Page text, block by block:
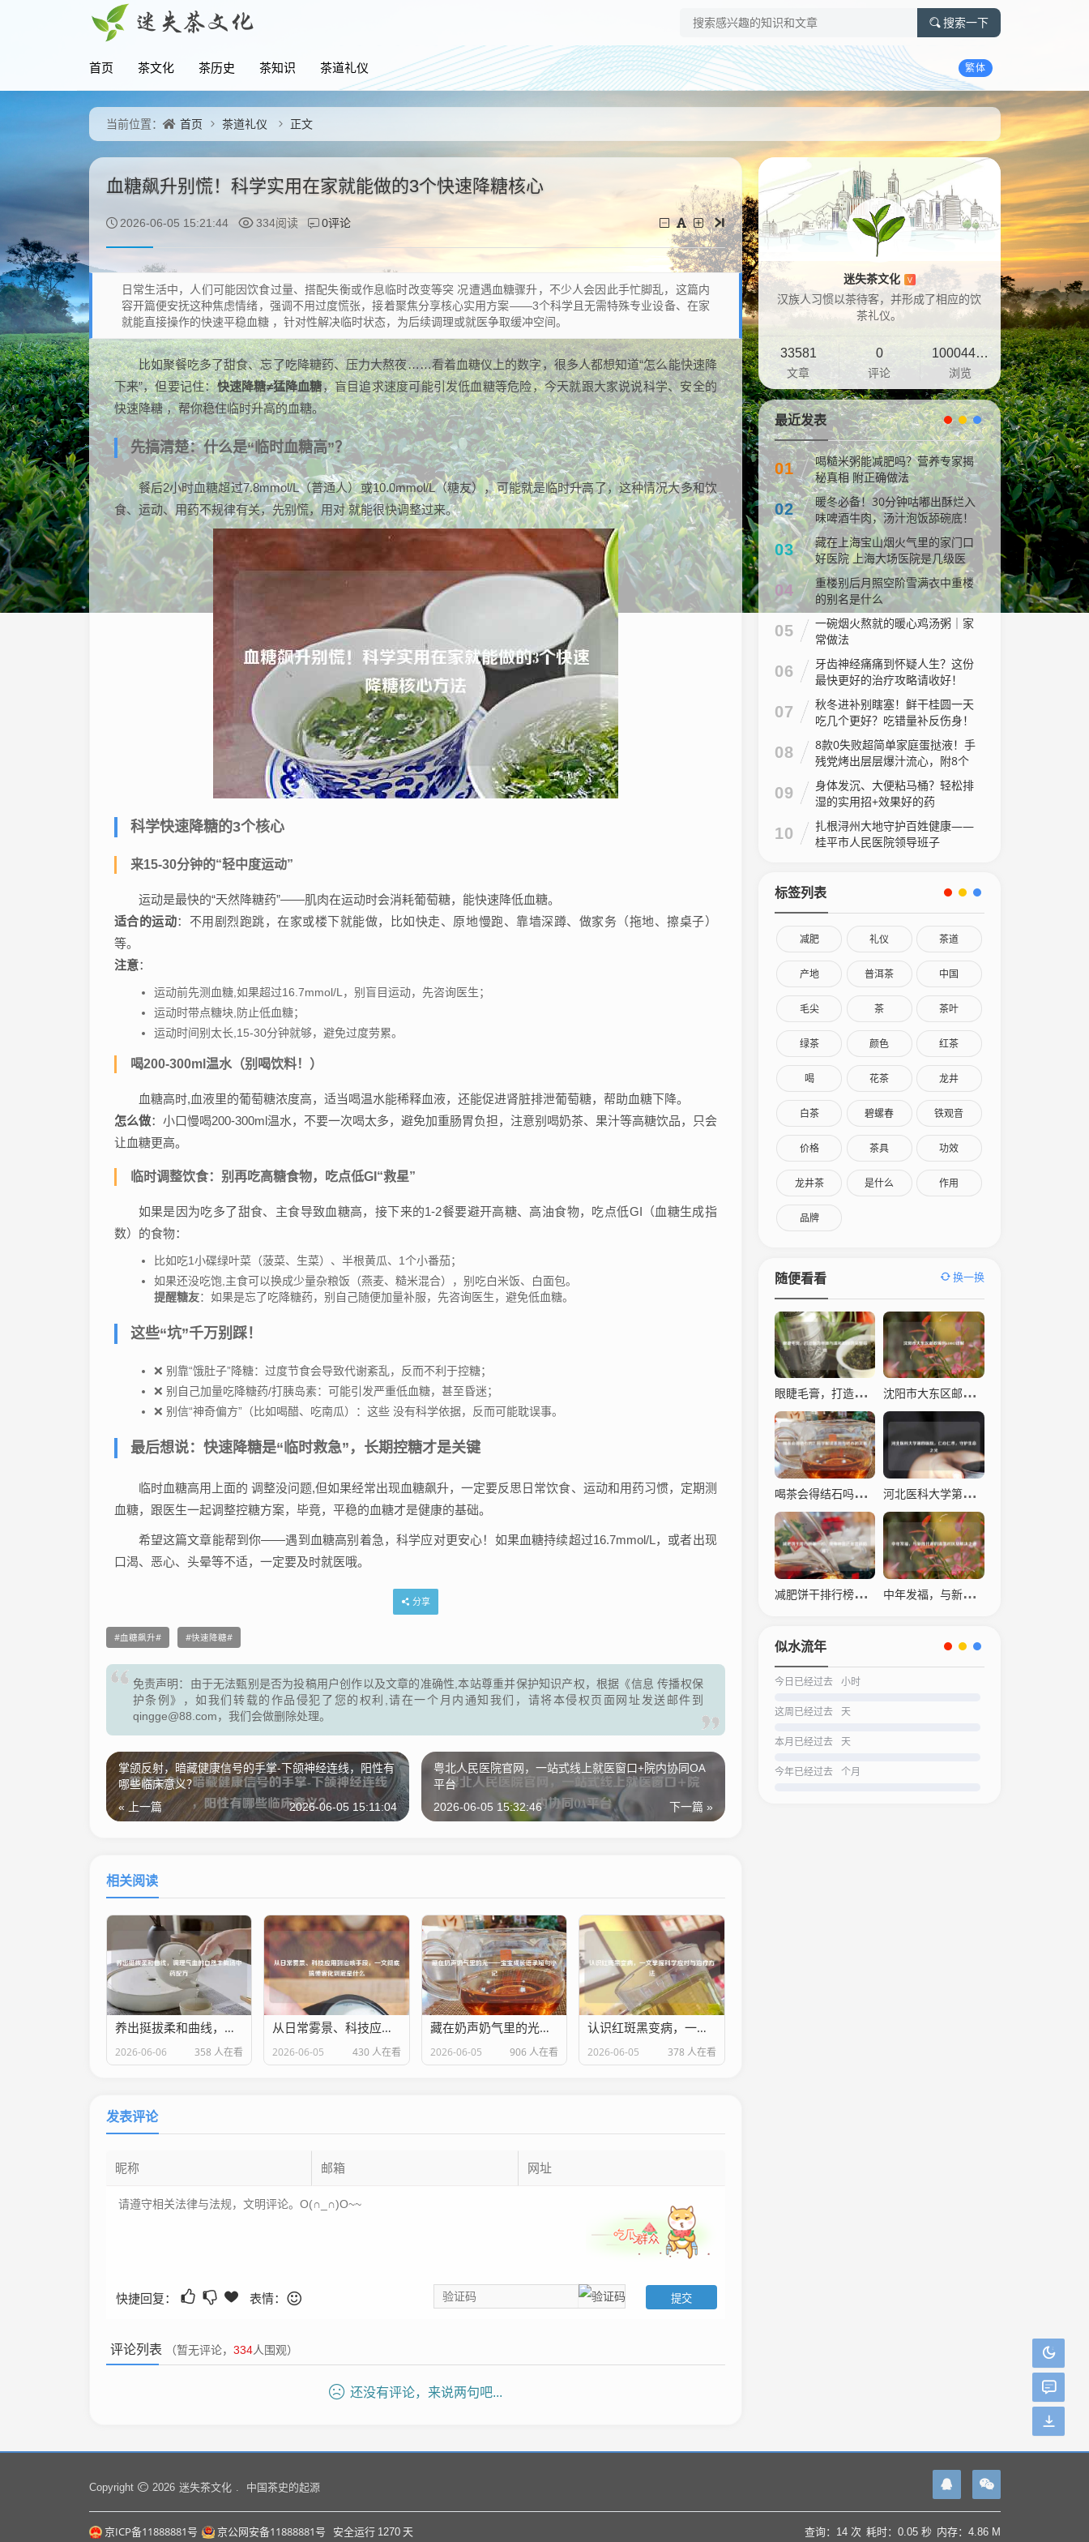
搜索一下
首页 茶文化 茶历史 茶知识 茶道礼仪 繁体
当前位置： 首页 茶道礼仪 正文
血糖飙升别慌！科学实用在家就能做的3个快速降糖核心
2026-06-05 15:21:44 334阅读 0评论
日常生活中，人们可能因饮食过量、搭配失衡或作息临时改变等突 况遭遇血糖骤升，不少人会因此手忙脚乱，这篇内
容开篇便安抚这种焦虑情绪，强调不用过度慌张，接着聚焦分享核心实用方案——3个科学且无需特殊专业设备、在家
就能直接操作的快速平稳血糖 ，针对性解决临时状态，为后续调理或就医争取缓冲空间。
比如聚餐吃多了甜食、忘了吃降糖药、压力大熬夜……看着血糖仪上的数字，很多人都想知道“怎么能快速降
下来”，但要记住：快速降糖≠猛降血糖，盲目追求速度可能引发低血糖等危险，今天就跟大家说说科学、安全的
快速降糖 ，帮你稳住临时升高的血糖。
先搞清楚：什么是“临时血糖高”？
餐后2小时血糖超过7.8mmol/L（普通人）或10.0mmol/L（糖友），可能就是临时升高了，这种情况大多和饮
食、运动、用药不规律有关，先别慌，用对 就能很快调整过来。
科学快速降糖的3个核心
来15-30分钟的“轻中度运动”
运动是最快的“天然降糖药”——肌肉在运动时会消耗葡萄糖，能快速降低血糖。
适合的运动：不用剧烈跑跳，在家或楼下就能做，比如快走、原地慢跑、靠墙深蹲、做家务（拖地、擦桌子）
等。
注意：
运动前先测血糖,如果超过16.7mmol/L，别盲目运动，先咨询医生；
运动时带点糖块,防止低血糖；
运动时间别太长,15-30分钟就够，避免过度劳累。
喝200-300ml温水（别喝饮料！）
血糖高时,血液里的葡萄糖浓度高，适当喝温水能稀释血液，还能促进肾脏排泄葡萄糖，帮助血糖下降。
怎么做：小口慢喝200-300ml温水，不要一次喝太多，避免加重肠胃负担，注意别喝奶茶、果汁等高糖饮品，只会
让血糖更高。
临时调整饮食：别再吃高糖食物，吃点低GI“救星”
如果是因为吃多了甜食、主食导致血糖高，接下来的1-2餐要避开高糖、高油食物，吃点低GI（血糖生成指
数）的食物：
比如吃1小碟绿叶菜（菠菜、生菜）、半根黄瓜、1个小番茄；
如果还没吃饱,主食可以换成少量杂粮饭（燕麦、糙米混合），别吃白米饭、白面包。
提醒糖友：如果是忘了吃降糖药，别自己随便加量补服，先咨询医生，避免低血糖。
这些“坑”千万别踩！
❌ 别靠“饿肚子”降糖：过度节食会导致代谢紊乱，反而不利于控糖；
❌ 别自己加量吃降糖药/打胰岛素：可能引发严重低血糖，甚至昏迷；
❌ 别信“神奇偏方”（比如喝醋、吃南瓜）：这些 没有科学依据，反而可能耽误事。
最后想说：快速降糖是“临时救急”，长期控糖才是关键
临时血糖高用上面的 调整没问题,但如果经常出现血糖飙升，一定要反思日常饮食、运动和用药习惯，定期测
血糖，跟医生一起调整控糖方案，毕竟，平稳的血糖才是健康的基础。
希望这篇文章能帮到你——遇到血糖高别着急，科学应对更安心！如果血糖持续超过16.7mmol/L，或者出现
口渴、恶心、头晕等不适，一定要及时就医哦。
分享
血糖飙升 快速降糖
免责声明：由于无法甄别是否为投稿用户创作以及文章的准确性,本站尊重并保护知识产权，根据《信息 传播权保
护条例》，如我们转载的作品侵犯了您的权利,请在一个月内通知我们，请将本侵权页面网址发送邮件到
qingge@88.com，我们会做删除处理。
掌颌反射，暗藏健康信号的手掌-下颌神经连线，阳性有
哪些临床意义？
« 上一篇 2026-06-05 15:11:04
粤北人民医院官网，一站式线上就医窗口+院内协同OA
平台
下一篇 »
2026-06-05 15:32:46
相关阅读
养出挺拔柔和曲线，调理气血的自然丰胸汤中药配方
2026-06-06 358 人在看
从日常雾景、科技应用到治咳手段，一文彻底搞懂雾化到底是什么
2026-06-05 430 人在看
藏在奶声奶气里的光——宝宝成长语录短句小记
2026-06-05 906 人在看
认识红斑黑变病，一文掌握科学应对与治疗
2026-06-05 378 人在看
发表评论
快捷回复： 表情：
评论列表 （暂无评论， 334人围观）
还没有评论，来说两句吧...
迷失茶文化 V
汉族人习惯以茶待客，并形成了相应的饮
茶礼仪。
33581
文章
0
评论
10004401
浏览
最近发表
01
喝糙米粥能减肥吗？营养专家揭
秘真相 附正确做法
02
暖冬必备！30分钟咕嘟出酥烂入
味啤酒牛肉，汤汁泡饭舔碗底！
03
藏在上海宝山烟火气里的家门口
好医院 上海大场医院是几级医
院
04
重楼别后月照空阶雪满衣中重楼
的别名是什么
05
一碗烟火熬就的暖心鸡汤粥｜家
常做法
06
牙齿神经痛痛到怀疑人生？这份
最快更好的治疗攻略请收好！
07
秋冬进补别瞎塞！鲜干桂圆一天
吃几个更好？吃错量补反伤身！
08
8款0失败超简单家庭蛋挞液！手
残党烤出层层爆汁流心，附8个
家庭做法视频
09
身体发沉、大便粘马桶？轻松排
湿的实用招+效果好的药
10
扎根浔州大地守护百姓健康——
桂平市人民医院领导班子
标签列表
减肥 礼仪 茶道
产地 普洱茶 中国
毛尖 茶 茶叶
绿茶 颜色 红茶
喝 花茶 龙井
白茶 碧螺春 铁观音
价格 茶具 功效
龙井茶 是什么 作用
品牌
随便看看 换一换
眼睫毛膏，打造魅力电眼与温和卸除的完整指南 沈阳市大东区邮政编码110043详解
喝茶会得结石吗？科学解读茶叶与结石的关系 河北医科大学第四医院，仁心仁术，守护生命之光
减肥饼干排行榜之一名，瘦身神器还是营销陷阱？ 中年发福，与新陈代谢的温柔对抗及解决之道
似水流年
今日已经过去 小时
这周已经过去 天
本月已经过去 天
今年已经过去 个月
Copyright 2026 迷失茶文化 . 中国茶史的起源
京ICP备11888881号 京公网安备11888881号 安全运行 1270 天 查询：14 次 耗时：0.05 秒 内存：4.86 M